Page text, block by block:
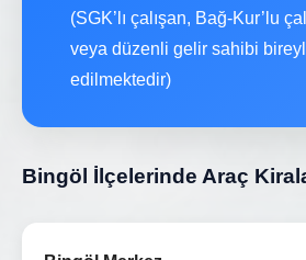
(SGK’lı çalışan, Bağ-Kur’lu
veya düzenli gelir sahibi
edilmektedir)
Bingöl İlçelerinde Araç